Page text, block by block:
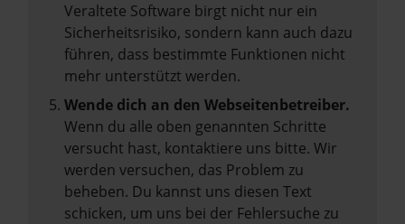
Veraltete Software birgt nicht nur ein
Sicherheitsrisiko, sondern kann auch dazu
führen, dass bestimmte Funktionen nicht
mehr unterstützt werden.
Wende dich an den Webseitenbetreiber.
Wenn du alle oben genannten Schritte
versucht hast, kontaktiere uns bitte. Wir
werden versuchen, das Problem zu
beheben. Du kannst uns diesen Text
schicken, um uns bei der Fehlersuche zu